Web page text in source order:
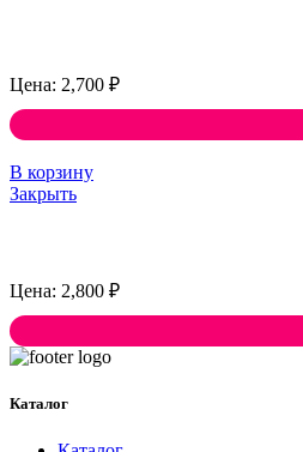
2,700 ₽
В корзину
Закрыть
2,800 ₽
Каталог